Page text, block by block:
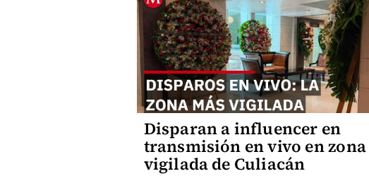
Disparan a influencer en
transmisión en vivo en zona
vigilada de Culiacán